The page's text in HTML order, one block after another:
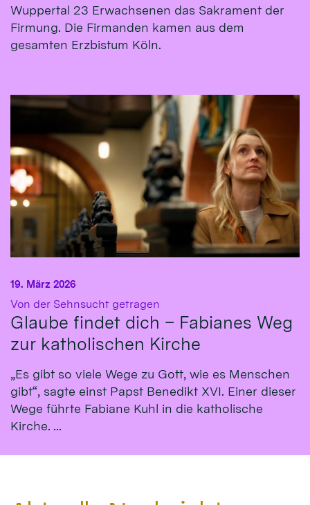
Wuppertal 23 Erwachsenen das Sakrament der
Firmung. Die Firmanden kamen aus dem
gesamten Erzbistum Köln.
Von der Sehnsucht getragen
Glaube findet dich – Fabianes Weg
zur katholischen Kirche
19. März 2026
„Es gibt so viele Wege zu Gott, wie es Menschen
gibt“, sagte einst Papst Benedikt XVI. Einer dieser
Wege führte Fabiane Kuhl in die katholische
Kirche. ...